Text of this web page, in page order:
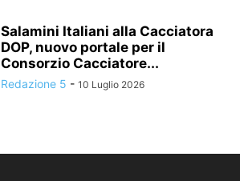
Salamini Italiani alla Cacciatora
DOP, nuovo portale per il
Consorzio Cacciatore...
Redazione 5 - 10 Luglio 2026